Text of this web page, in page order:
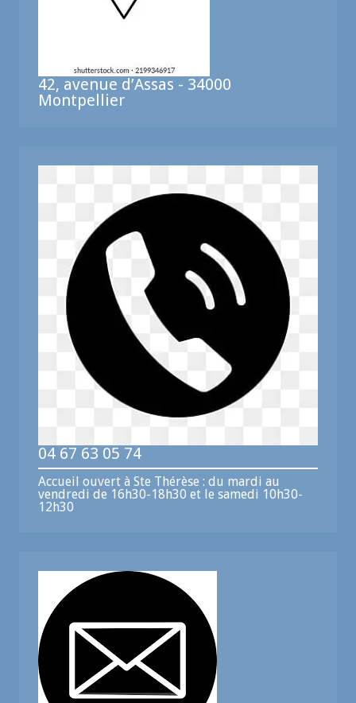
42, avenue d’Assas - 34000
Montpellier
04 67 63 05 74
Accueil ouvert à Ste Thérèse : du mardi au
vendredi de 16h30-18h30 et le samedi 10h30-
12h30